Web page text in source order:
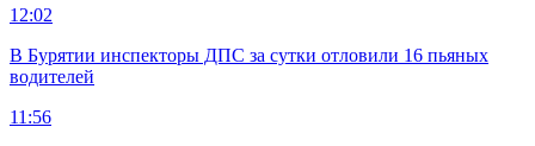
12:02
В Бурятии инспекторы ДПС за сутки отловили 16 пьяных
водителей
11:56